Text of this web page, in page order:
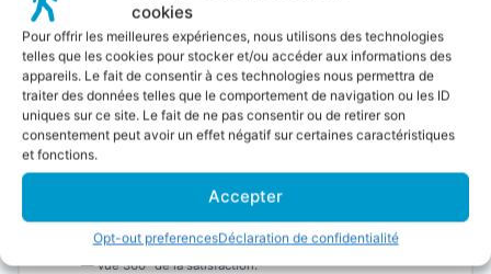
cookies
Pour offrir les meilleures expériences, nous utilisons des technologies
telles que les cookies pour stocker et/ou accéder aux informations des
appareils. Le fait de consentir à ces technologies nous permettra de
traiter des données telles que le comportement de navigation ou les ID
uniques sur ce site. Le fait de ne pas consentir ou de retirer son
consentement peut avoir un effet négatif sur certaines caractéristiques
et fonctions.
Accepter
Opt-out preferencesDéclaration de confidentialité
CRM Dataviz · Datavisualisation CX
250+ rapports, exploration libre, alertes automatisées —
moteur analytique enterprise.
Découvrir
Listener Survey · Sondages VoC
Collecter ou connecter — NPS, CSAT, avis publics, verbatims
— vue 360° de la satisfaction.